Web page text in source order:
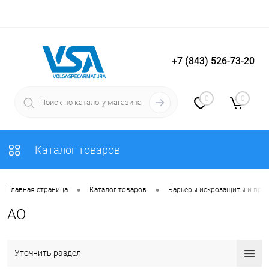
Вход Регистрация
+7 (843) 526-73-20
0 0
Каталог товаров
Главная страница • Каталог товаров • Барьеры искрозащиты и
AO
Уточнить раздел